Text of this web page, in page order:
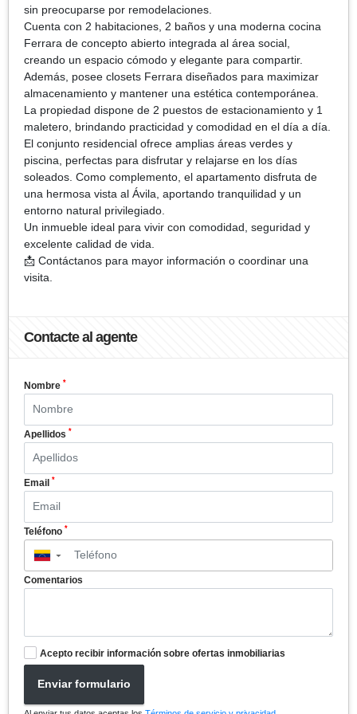
sin preocuparse por remodelaciones.
Cuenta con 2 habitaciones, 2 baños y una moderna cocina
Ferrara de concepto abierto integrada al área social,
creando un espacio cómodo y elegante para compartir.
Además, posee closets Ferrara diseñados para maximizar
almacenamiento y mantener una estética contemporánea.
La propiedad dispone de 2 puestos de estacionamiento y 1
maletero, brindando practicidad y comodidad en el día a día.
El conjunto residencial ofrece amplias áreas verdes y
piscina, perfectas para disfrutar y relajarse en los días
soleados. Como complemento, el apartamento disfruta de
una hermosa vista al Ávila, aportando tranquilidad y un
entorno natural privilegiado.
Un inmueble ideal para vivir con comodidad, seguridad y
excelente calidad de vida.
📩 Contáctanos para mayor información o coordinar una
visita.
Contacte al agente
Nombre *
Apellidos *
Email *
Teléfono *
▼
Comentarios
Acepto recibir información sobre ofertas inmobiliarias
Enviar formulario